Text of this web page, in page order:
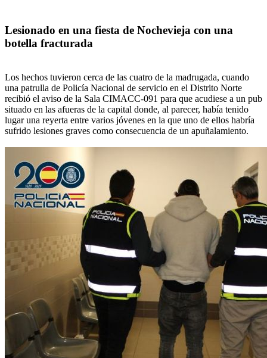
Lesionado en una fiesta de Nochevieja con una
botella fracturada
Los hechos tuvieron cerca de las cuatro de la madrugada, cuando
una patrulla de Policía Nacional de servicio en el Distrito Norte
recibió el aviso de la Sala CIMACC-091 para que acudiese a un pub
situado en las afueras de la capital donde, al parecer, había tenido
lugar una reyerta entre varios jóvenes en la que uno de ellos habría
sufrido lesiones graves como consecuencia de un apuñalamiento.